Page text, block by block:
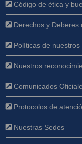
Código de ética y
Derechos y Deberes
Políticas de nuestros
Nuestros
Comunicados
Protocolos de
Nuestras Sedes